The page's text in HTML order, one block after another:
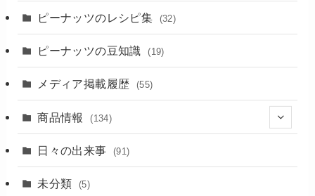
ピーナッツのレシピ集 (32)
ピーナッツの豆知識 (19)
メディア掲載履歴 (55)
商品情報 (134)
(18)
日々の出来事 (91)
未分類 (5)